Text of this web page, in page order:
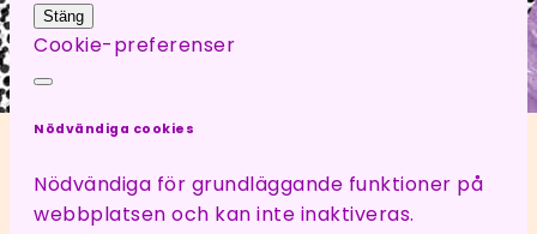
Stäng
Cookie-preferenser
Nödvändiga cookies
Nödvändiga för grundläggande funktioner på
webbplatsen och kan inte inaktiveras.